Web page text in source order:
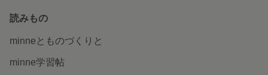
読みもの
minneとものづくりと
minne学習帖